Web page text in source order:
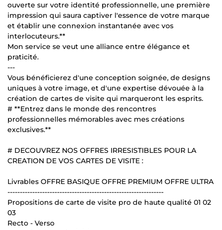
ouverte sur votre identité professionnelle, une première
impression qui saura captiver l'essence de votre marque
et établir une connexion instantanée avec vos
interlocuteurs.**
Mon service se veut une alliance entre élégance et
praticité.
---
Vous bénéficierez d'une conception soignée, de designs
uniques à votre image, et d'une expertise dévouée à la
création de cartes de visite qui marqueront les esprits.
# **Entrez dans le monde des rencontres
professionnelles mémorables avec mes créations
exclusives.**
# DECOUVREZ NOS OFFRES IRRESISTIBLES POUR LA
CREATION DE VOS CARTES DE VISITE :
Livrables OFFRE BASIQUE OFFRE PREMIUM OFFRE ULTRA
---------------------------------------------------------------
Propositions de carte de visite pro de haute qualité 01 02
03
Recto - Verso